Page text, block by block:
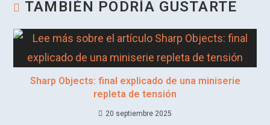
TAMBIÉN PODRÍA GUSTARTE
Sharp Objects: final explicado de una miniserie
repleta de tensión
20 septiembre 2025